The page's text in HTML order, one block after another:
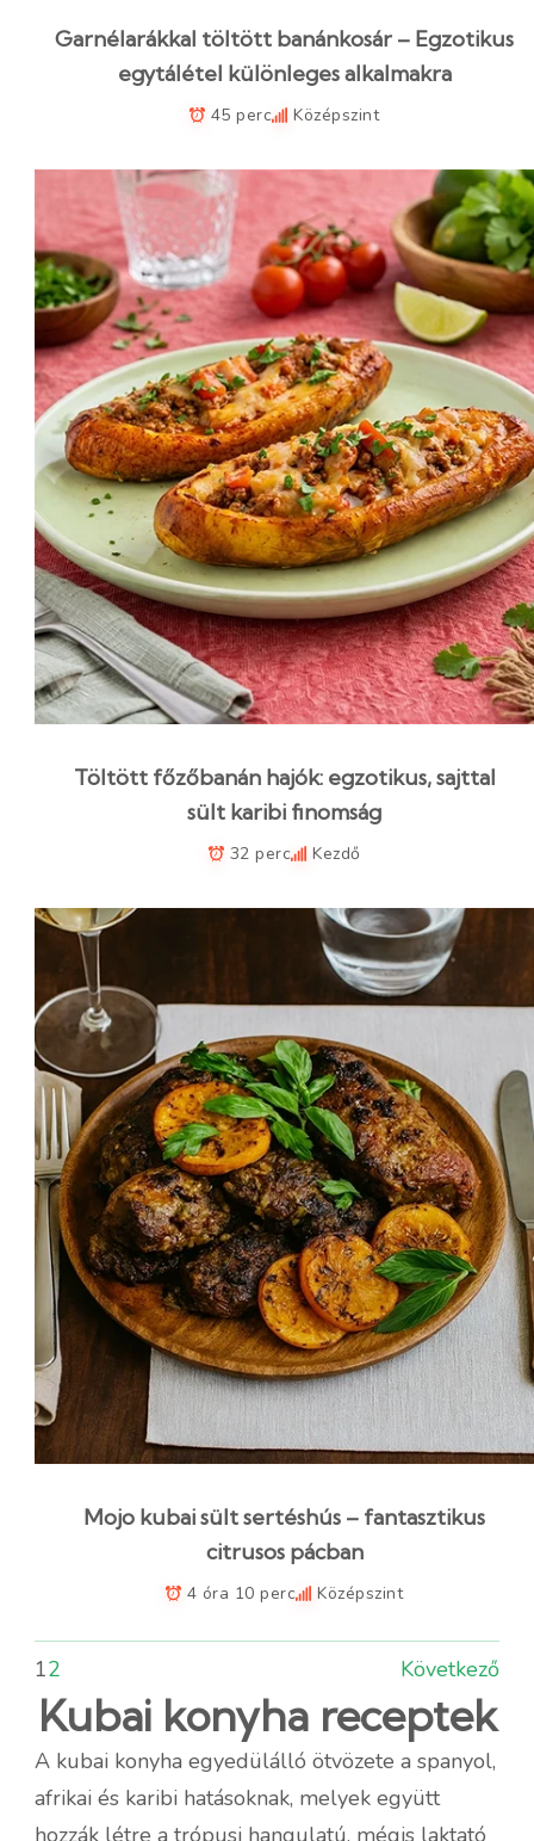
Garnélarákkal töltött banánkosár – Egzotikus
egytálétel különleges alkalmakra
45 perc Középszint
Töltött főzőbanán hajók: egzotikus, sajttal
sült karibi finomság
32 perc Kezdő
Mojo kubai sült sertéshús – fantasztikus
citrusos pácban
4 óra 10 perc Középszint
12 Következő
Kubai konyha receptek
A kubai konyha egyedülálló ötvözete a spanyol,
afrikai és karibi hatásoknak, melyek együtt
hozzák létre a trópusi hangulatú, mégis laktató